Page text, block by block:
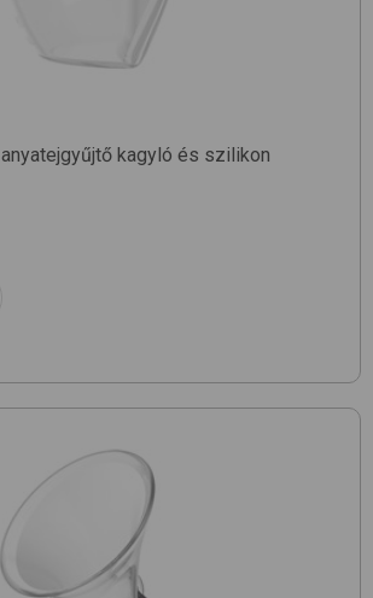
anyatejgyűjtő kagyló és szilikon